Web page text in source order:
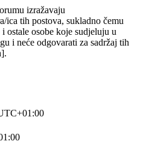
izražavaju
ica tih postova, sukladno čemu
ostale osobe koje sudjeluju u
i neće odgovarati za sadržaj tih